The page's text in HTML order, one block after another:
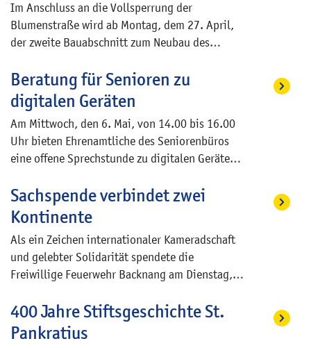
danach in die Ausstellung einführen. Das Haus
ist am Eröffnungstag ab 19.00 Uhr geöffnet.
Die Ausstellung läuft bis 8. August 2026.
Im Anschluss an die Vollsperrung der
Blumenstraße wird ab Montag, dem 27. April,
der zweite Bauabschnitt zum Neubau des
Straße / Blumenstraße beginnen. Dabei werden
im nordöstlichen Bereich des Kreisverkehrs die
Versorgungsleitungen erneuert, die
Bushaltestelle Gesundheitszentrum in
Fahrtrichtung ZOB barrierefrei umgebaut und
dieser Abschnitt des Kreisverkehrs hergestellt.
Beratung für Senioren zu
digitalen Geräten
Am Mittwoch, den 6. Mai, von 14.00 bis 16.00
Uhr bieten Ehrenamtliche des Seniorenbüros
eine offene Sprechstunde zu digitalen Geräten
Tablet, Laptop oder Notebook mitbringen und
Fragen stellen. Das Angebot ist kostenfrei und
Eine Anmeldung ist nicht erforderlich. Nähere
Informationen erhalten Sie im Seniorenbüro
unter der Telefonnummer 07191 894-319.
Sachspende verbindet zwei
Kontinente
Als ein Zeichen internationaler Kameradschaft
und gelebter Solidarität spendete die
Freiwillige Feuerwehr Backnang am Dienstag,
einsatztaugliche Schutzkleidung an die
Feuerwehr Carlos Pfanni in Paraguay. Die
400 Jahre Stiftsgeschichte St.
Pankratius